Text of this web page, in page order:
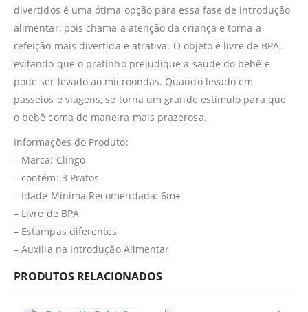
divertidos é uma ótima opção para essa fase de introdução
alimentar, pois chama a atenção da criança e torna a
refeição mais divertida e atrativa. O objeto é livre de BPA,
evitando que o pratinho prejudique a saúde do bebê e
pode ser levado ao microondas. Quando levado em
passeios e viagens, se torna um grande estímulo para que
o bebê coma de maneira mais prazerosa.
Informações do Produto:
– Marca: Clingo
– contém: 3 Pratos
– Idade Mínima Recomendada: 6m+
– Livre de BPA
– Estampas diferentes
– Auxilia na Introdução Alimentar
PRODUTOS RELACIONADOS